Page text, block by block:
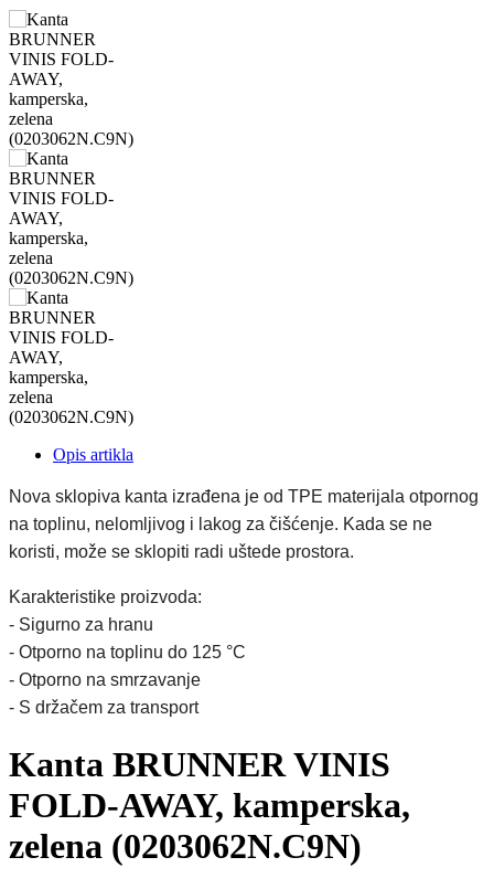
Opis artikla
Nova sklopiva kanta izrađena je od TPE materijala otpornog
na toplinu, nelomljivog i lakog za čišćenje. Kada se ne
koristi, može se sklopiti radi uštede prostora.
Karakteristike proizvoda:
- Sigurno za hranu
- Otporno na toplinu do 125 °C
- Otporno na smrzavanje
- S držačem za transport
Kanta BRUNNER VINIS
FOLD-AWAY, kamperska,
zelena (0203062N.C9N)